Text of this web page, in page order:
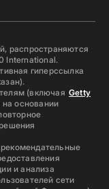
распространяются
International.
гиперссылка
(включая Getty
основании
и анализа
сети